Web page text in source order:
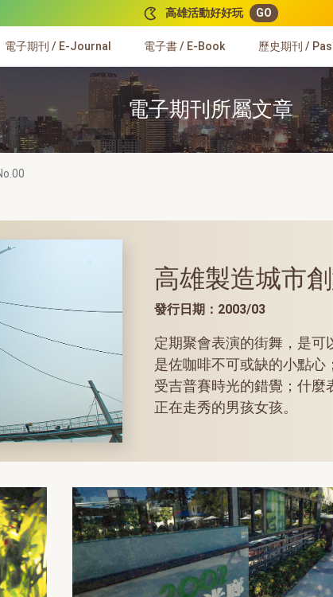
高雄活動好好玩 GO
電子期刊 / E-Journal 電子書 / E-Book 歷史期刊 /
電子期刊所屬文章
高雄製造城市
發行日期：2003/03
定期聚會表演的街舞，是可
是佐咖啡不可或缺的小點
受吉普賽時光的錯覺；什麼
正在走秀的男孩女孩。